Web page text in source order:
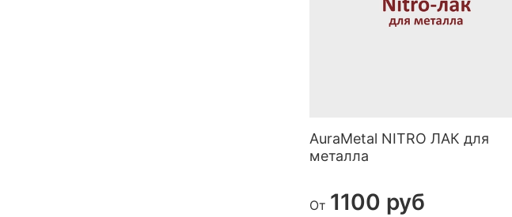
AuraMetal NITRO ЛАК для
металла
От 1100 руб